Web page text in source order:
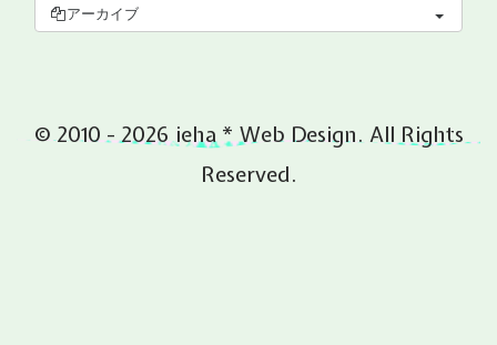
アーカイブ
© 2010 - 2026 ieha * Web Design. All Rights
Reserved.